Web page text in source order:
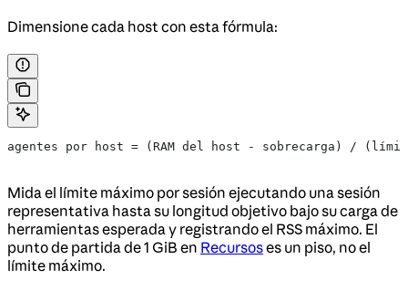
Dimensione cada host con esta fórmula:
agentes por host = (RAM del host - sobrecarga) / (límite
Mida el límite máximo por sesión ejecutando una sesión
representativa hasta su longitud objetivo bajo su carga de
herramientas esperada y registrando el RSS máximo. El
punto de partida de 1 GiB en Recursoses un piso, no el
límite máximo.